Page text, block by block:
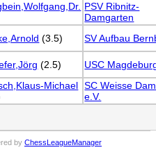
PSV Ribnitz-
Damgarten
(3.5)
SV Aufbau
(2.5)
USC
Michael SC Weisse
e.V.
by ChessLeagueManager